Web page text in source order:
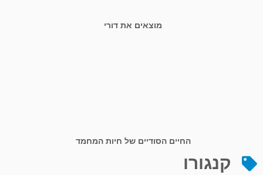
מוצאים את דורי
החיים הסודיים של חיות המחמד
קנגורו